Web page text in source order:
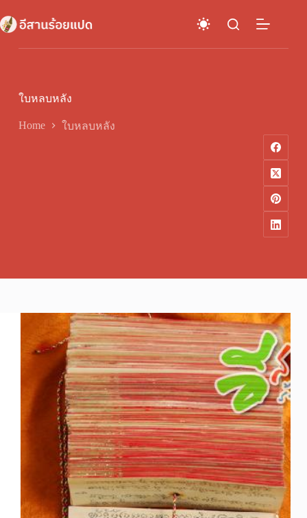
to
content
ใบหลบหลัง
Home ใบหลบหลัง